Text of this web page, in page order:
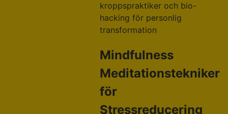
kroppspraktiker och bio-
hacking för personlig
transformation
Mindfulness
Meditationstekniker
för
Stressreducering